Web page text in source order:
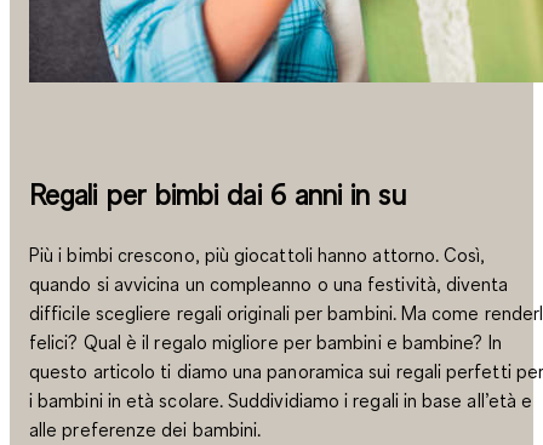
Regali per bimbi dai 6 anni in su
Più i bimbi crescono, più giocattoli hanno attorno. Così,
quando si avvicina un compleanno o una festività, diventa
difficile scegliere regali originali per bambini. Ma come
felici? Qual è il regalo migliore per bambini e bambine? In
questo articolo ti diamo una panoramica sui regali perfetti
i bambini in età scolare. Suddividiamo i regali in base all’età e
alle preferenze dei bambini.